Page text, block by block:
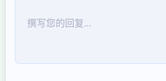
字号
9
文本颜色
字体集
表情符号
引用 视频 插入表格
重做 切换BB代码
移除格式
草稿
撰写您的回复...